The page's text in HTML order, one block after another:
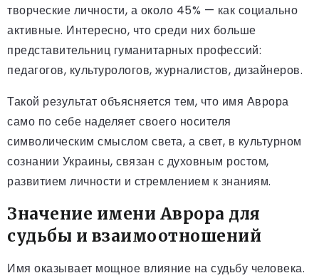
творческие личности, а около 45% — как социально
активные. Интересно, что среди них больше
представительниц гуманитарных профессий:
педагогов, культурологов, журналистов, дизайнеров.
Такой результат объясняется тем, что имя Аврора
само по себе наделяет своего носителя
символическим смыслом света, а свет, в культурном
сознании Украины, связан с духовным ростом,
развитием личности и стремлением к знаниям.
Значение имени Аврора для
судьбы и взаимоотношений
Имя оказывает мощное влияние на судьбу человека.